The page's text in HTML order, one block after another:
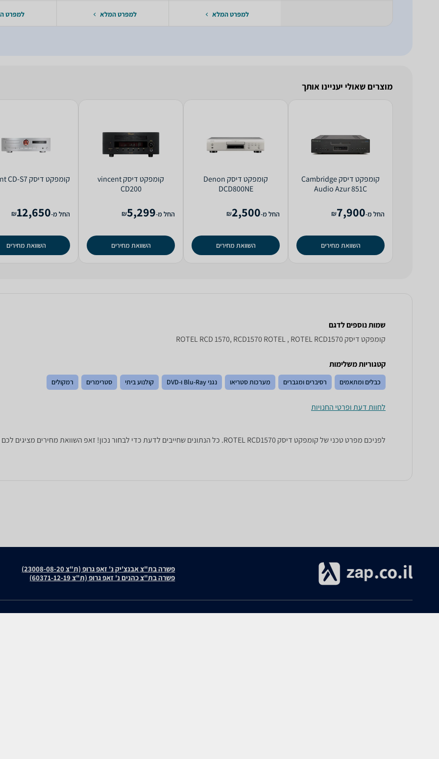
למפרט המלא למפרט המלא למפרט
מוצרים שאולי יעניינו אותך
קומפקט דיסק Cambridge
Audio Azur 851C
החל מ-7,900
₪
השוואת מחירים
קומפקט דיסק Denon
DCD800NE
החל מ-2,500
₪
השוואת מחירים
קומפקט דיסק vincent
CD200
החל מ-5,299
₪
השוואת מחירים
קומפקט דיסק vincent CD-S7
החל מ-12,650
₪
השוואת מחירים
שמות נוספים לדגם
קומפקט דיסק ROTEL RCD 1570, RCD1570 ROTEL , ROTEL RCD1570
קטגוריות משלימות
כבלים ומתאמים רסיברים ומגברים מערכות סטריאו נגני Blu-Ray ו-DVD קולנוע ביתי סטרימרים רמקולים
לחוות דעת ופרטי החנויות
לפניכם מפרט טכני של קומפקט דיסק ROTEL RCD1570. כל הנתונים שחייבים לדעת כדי לבחור נכון! זאפ השוואת מחירים מציגים לכם את כל המידע שעוזר לכם להשוות.
פשרה בת"צ אבנצ'יק נ' זאפ גרופ (ת"צ 23008-08-20)
פשרה בת"צ כהנים נ' זאפ גרופ (ת"צ 60371-12-19)